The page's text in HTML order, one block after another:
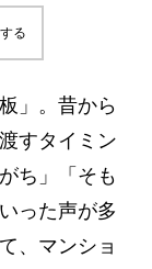
る
」。昔から
すタイミン
ち」「そも
った声が多
、マンショ